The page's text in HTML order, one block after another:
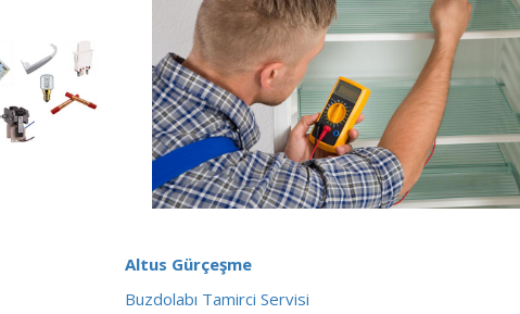
Altus Gürçeşme
Buzdolabı Tamirci Servisi